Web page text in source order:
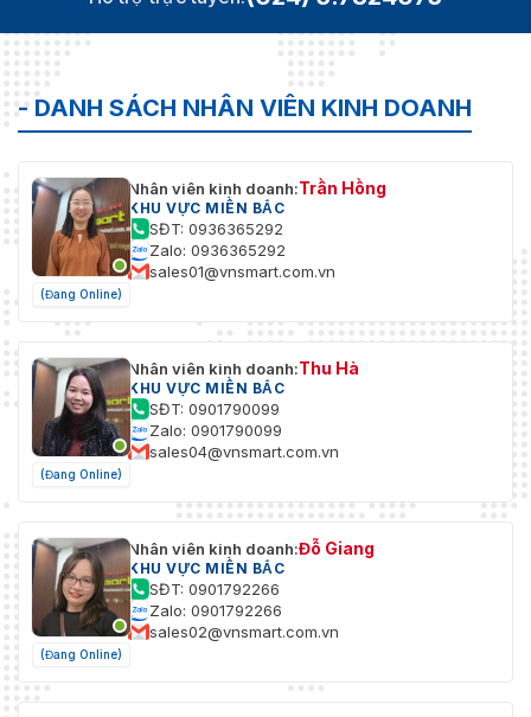
Công suất
Nhiệt độ làm
việc
-10 °C đến 55 °C
Độ ẩm làm
việc
10 đến 90%
Kích thước (W
x D x H)
445mm × 400mm × 75mm
- DANH SÁCH NHÂN VIÊN KINH DOANH
(Đang Online)
Nhân viên kinh doanh:Trần Hồng
KHU VỰC MIỀN BẮC
SĐT: 0936365292
Zalo: 0936365292
sales01@vnsmart.com.vn
(Đang Online)
Nhân viên kinh doanh:Thu Hà
KHU VỰC MIỀN BẮC
SĐT: 0901790099
Zalo: 0901790099
sales04@vnsmart.com.vn
(Đang Online)
Nhân viên kinh doanh:Đỗ Giang
KHU VỰC MIỀN BẮC
SĐT: 0901792266
Zalo: 0901792266
sales02@vnsmart.com.vn